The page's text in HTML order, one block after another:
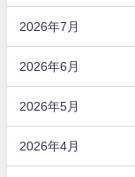
2026年7月
2026年6月
2026年5月
2026年4月